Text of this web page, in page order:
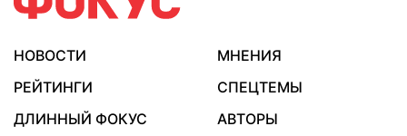
НОВОСТИ
МНЕНИЯ
РЕЙТИНГИ
СПЕЦТЕМЫ
ДЛИННЫЙ ФОКУС
АВТОРЫ